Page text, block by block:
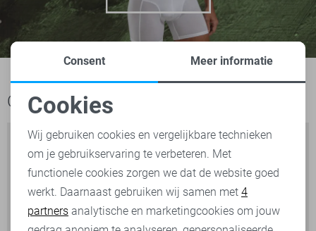
Ook het bekijken waard
Noodzakelijke cookies
Personalisatie cookies
Analytische cookies
Consent Meer informatie
Cookies
Wij gebruiken cookies en vergelijkbare technieken
om je gebruikservaring te verbeteren. Met
functionele cookies zorgen we dat de website goed
werkt. Daarnaast gebruiken wij samen met 4
partners analytische en marketingcookies om jouw